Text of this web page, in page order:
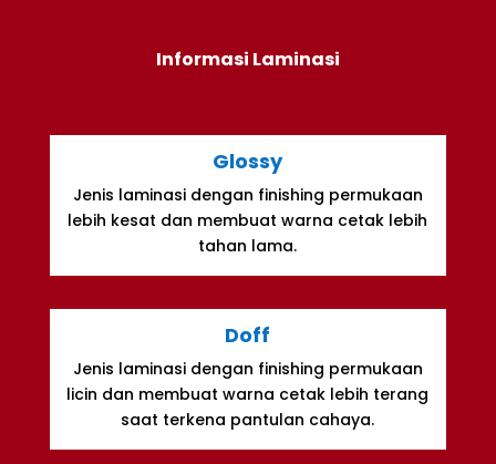
Informasi Laminasi
Glossy
Jenis laminasi dengan finishing permukaan
lebih kesat dan membuat warna cetak lebih
tahan lama.
Doff
Jenis laminasi dengan finishing permukaan
licin dan membuat warna cetak lebih terang
saat terkena pantulan cahaya.